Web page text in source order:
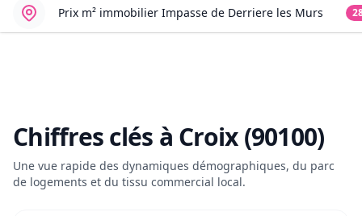
Prix m² immobilier Impasse de Derriere les Murs
Chiffres clés à Croix (90100)
Une vue rapide des dynamiques démographiques, du parc
de logements et du tissu commercial local.